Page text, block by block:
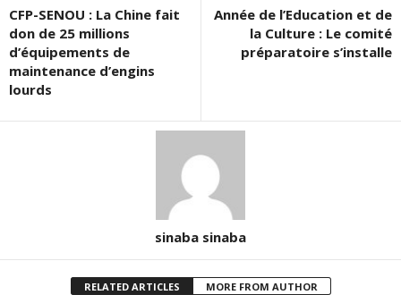
CFP-SENOU : La Chine fait
don de 25 millions
d’équipements de
maintenance d’engins
lourds
Année de l’Education et de
la Culture : Le comité
préparatoire s’installe
sinaba sinaba
RELATED ARTICLES MORE FROM AUTHOR